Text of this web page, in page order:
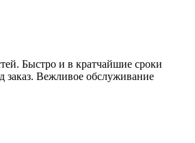
Быстро и в кратчайшие сроки
заказ. Вежливое обслуживание